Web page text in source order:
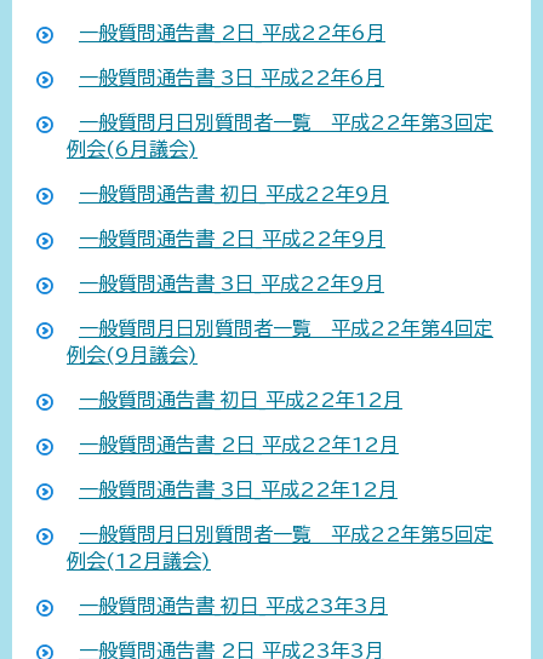
一般質問通告書_2日_平成22年6月
一般質問通告書_3日_平成22年6月
一般質問月日別質問者一覧 平成22年第3回定
例会(6月議会)
一般質問通告書_初日_平成22年9月
一般質問通告書_2日_平成22年9月
一般質問通告書_3日_平成22年9月
一般質問月日別質問者一覧 平成22年第4回定
例会(9月議会)
一般質問通告書_初日_平成22年12月
一般質問通告書_2日_平成22年12月
一般質問通告書_3日_平成22年12月
一般質問月日別質問者一覧 平成22年第5回定
例会(12月議会)
一般質問通告書_初日_平成23年3月
一般質問通告書_2日_平成23年3月